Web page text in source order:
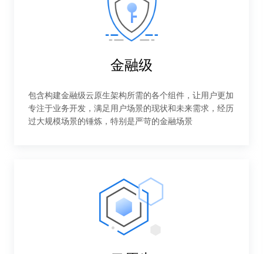
金融级
包含构建金融级云原生架构所需的各个组件，让用户更加
专注于业务开发，满足用户场景的现状和未来需求，经历
过大规模场景的锤炼，特别是严苛的金融场景